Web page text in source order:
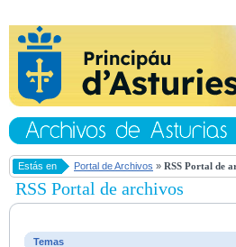
Estás en Portal de Archivos » RSS Portal de
RSS Portal de archivos
Temas